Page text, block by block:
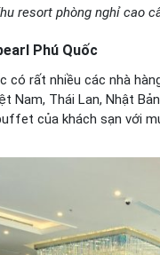
resort phòng nghỉ cao
Phú Quốc
có rất nhiều các nhà
Nam, Thái Lan, Nhật
của khách sạn với